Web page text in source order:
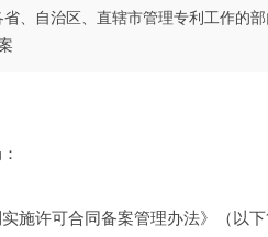
、自治区、直辖市管理专利工作的
施许可合同备案管理办法》（以